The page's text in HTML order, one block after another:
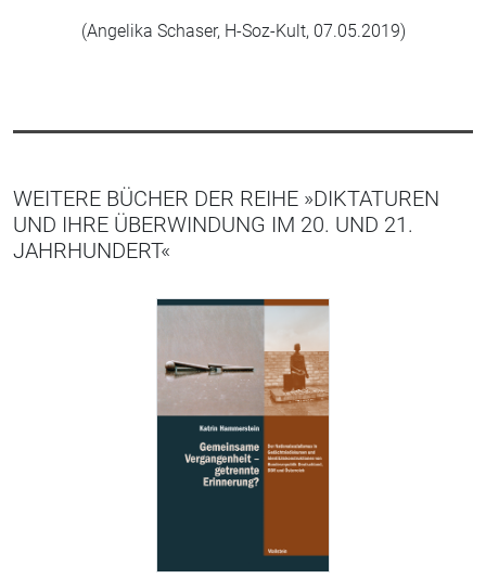
(Angelika Schaser, H-Soz-Kult, 07.05.2019)
WEITERE BÜCHER DER REIHE »DIKTATUREN
UND IHRE ÜBERWINDUNG IM 20. UND 21.
JAHRHUNDERT«